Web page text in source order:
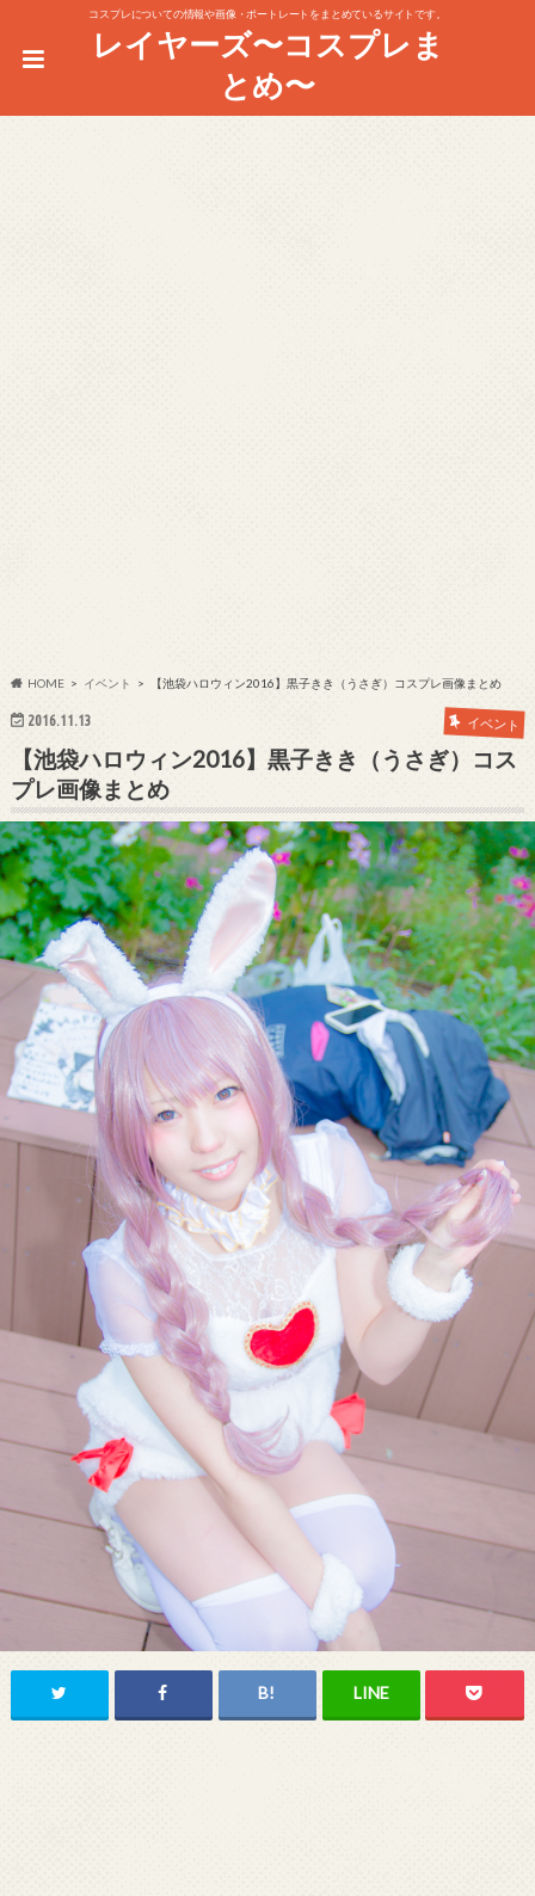
コスプレについての情報や画像・ポートレートをまとめているサイトです。
レイヤーズ〜コスプレま
とめ〜
HOME イベント 【池袋ハロウィン2016】黒子きき（うさぎ）コスプレ画像まとめ
2016.11.13 イベント
【池袋ハロウィン2016】黒子きき（うさぎ）コス
プレ画像まとめ